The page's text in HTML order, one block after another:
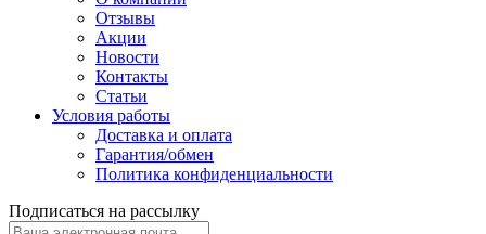
Отзывы
Акции
Новости
Контакты
Статьи
Условия работы
Доставка и оплата
Гарантия/обмен
Политика конфиденциальности
Подписаться на рассылку